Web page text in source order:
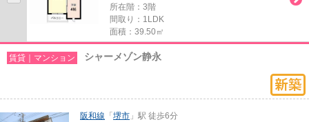
所在階：3階
間取り：1LDK
面積：39.50㎡
賃貸｜マンション シャーメゾン静永
阪和線 「 堺市 」駅 徒歩6分